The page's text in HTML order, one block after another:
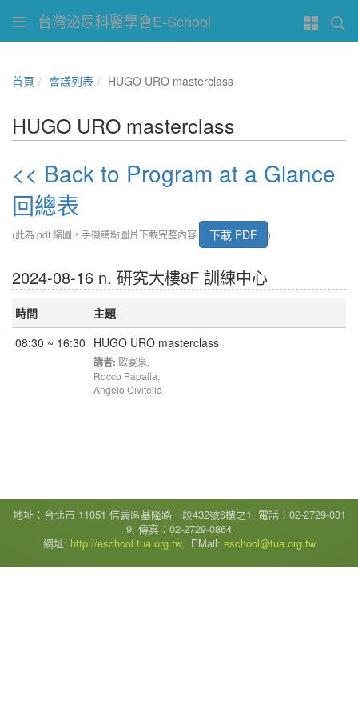
台灣泌尿科醫學會E-School
首頁 會議列表 HUGO URO masterclass
HUGO URO masterclass
<< Back to Program at a Glance
回總表
(此為 pdf 縮圖，手機請點圖片下載完整內容 下載 PDF )
2024-08-16 n. 研究大樓8F 訓練中心
時間
主題
08:30 ~ 16:30 HUGO URO masterclass
講者: 歐宴泉,
Rocco Papalia,
Angelo Civitella
地址：台北市 11051 信義區基隆路一段432號6樓之1, 電話：02-2729-081
9, 傳真：02-2729-0864
網址: http://eschool.tua.org.tw, EMail: eschool@tua.org.tw